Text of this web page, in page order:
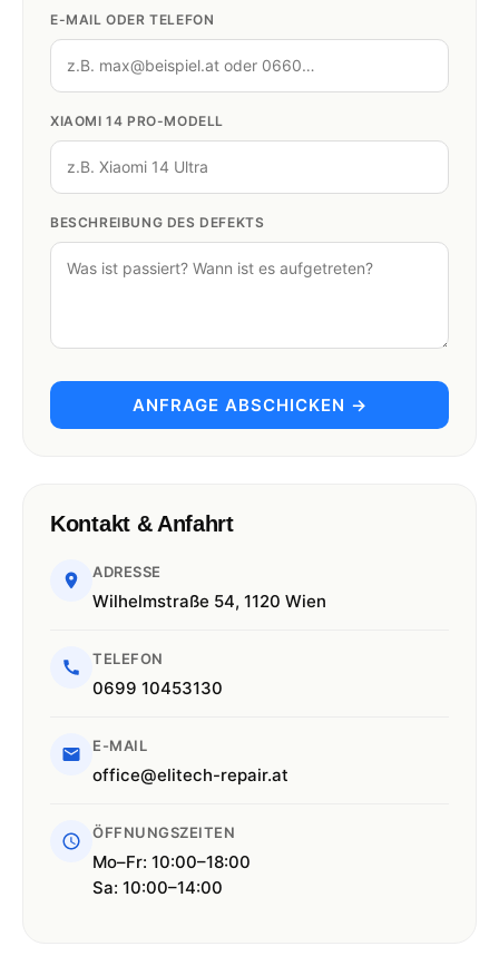
E-MAIL ODER TELEFON
XIAOMI 14 PRO-MODELL
BESCHREIBUNG DES DEFEKTS
ANFRAGE ABSCHICKEN →
Kontakt & Anfahrt
ADRESSE
Wilhelmstraße 54, 1120 Wien
TELEFON
0699 10453130
E-MAIL
office@elitech-repair.at
ÖFFNUNGSZEITEN
Mo–Fr: 10:00–18:00
Sa: 10:00–14:00